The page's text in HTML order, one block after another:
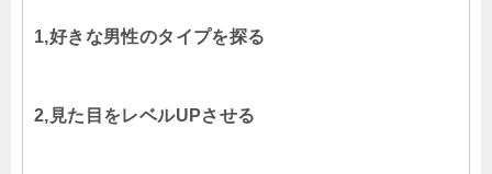
1,好きな男性のタイプを探る
2,見た目をレベルUPさせる